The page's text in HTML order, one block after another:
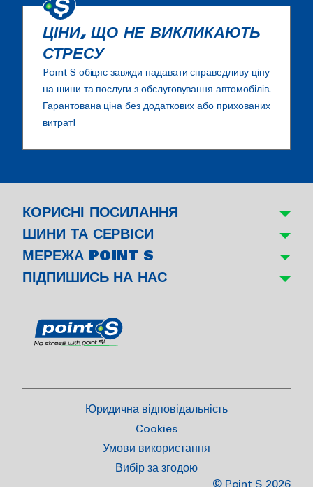
ЦІНИ, ЩО НЕ ВИКЛИКАЮТЬ
СТРЕСУ
Point S обіцяє завжди надавати справедливу ціну
на шини та послуги з обслуговування автомобілів.
Гарантована ціна без додаткових або прихованих
витрат!
КОРИСНІ ПОСИЛАННЯ
ШИНИ ТА СЕРВІСИ
МЕРЕЖА POINT S
ПІДПИШИСЬ НА НАС
Юридична відповідальність
Cookies
Умови використання
Вибір за згодою
© Point S 2026